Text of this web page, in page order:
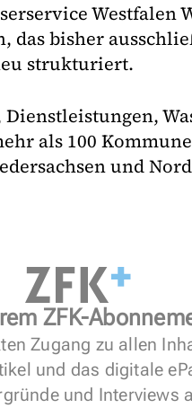
Westfalen
das bisher
strukturiert.
Dienstleistungen,
als 100
und
ZFK-
Zugang zu allen
und das digitale
und Interviews